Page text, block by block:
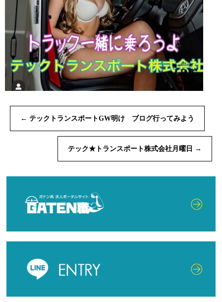
← テックトランスポートGW明け ブログ行ってみよう
テック★トランスポート株式会社月曜日 →